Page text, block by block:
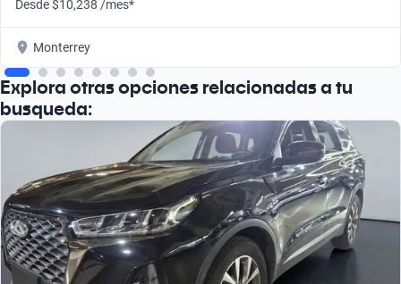
Desde $10,238 /mes*
Monterrey
Explora otras opciones relacionadas a tu
busqueda: